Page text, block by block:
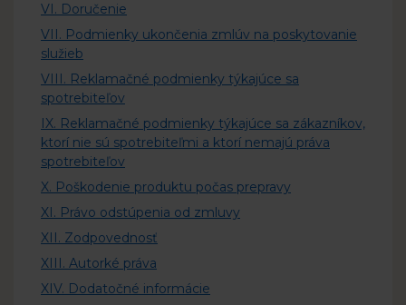
VI. Doručenie
VII. Podmienky ukončenia zmlúv na poskytovanie
služieb
VIII. Reklamačné podmienky týkajúce sa
spotrebiteľov
IX. Reklamačné podmienky týkajúce sa zákazníkov,
ktorí nie sú spotrebiteľmi a ktorí nemajú práva
spotrebiteľov
X. Poškodenie produktu počas prepravy
XI. Právo odstúpenia od zmluvy
XII. Zodpovednosť
XIII. Autorké práva
XIV. Dodatočné informácie